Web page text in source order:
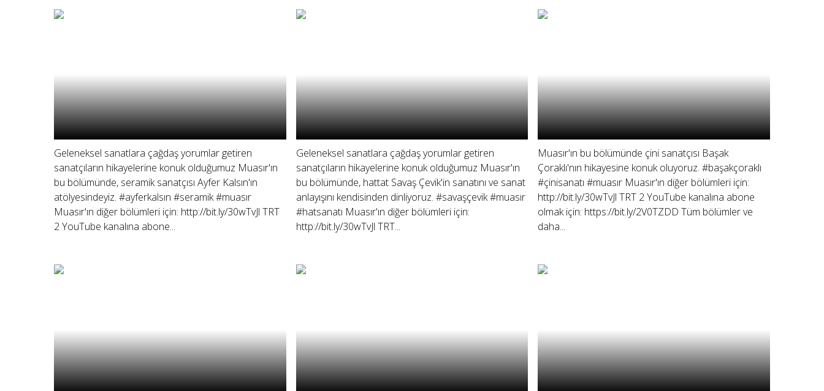
Geleneksel sanatlara çağdaş yorumlar getiren
sanatçıların hikayelerine konuk olduğumuz Muasır'ın
bu bölümünde, seramik sanatçısı Ayfer Kalsın'ın
atölyesindeyiz. #ayferkalsın #seramik #muasır
Muasır'ın diğer bölümleri için: http://bit.ly/30wTvJl TRT
2 YouTube kanalına abone...
Geleneksel sanatlara çağdaş yorumlar getiren
sanatçıların hikayelerine konuk olduğumuz Muasır'ın
bu bölümünde, hattat Savaş Çevik'in sanatını ve sanat
anlayışını kendisinden dinliyoruz. #savaşçevik #muasır
#hatsanatı Muasır'ın diğer bölümleri için:
http://bit.ly/30wTvJl TRT...
Muasır'ın bu bölümünde çini sanatçısı Başak
Çoraklı'nın hikayesine konuk oluyoruz. #başakçoraklı
#çinisanatı #muasır Muasır'ın diğer bölümleri için:
http://bit.ly/30wTvJl TRT 2 YouTube kanalına abone
olmak için: https://bit.ly/2V0TZDD Tüm bölümler ve
daha...